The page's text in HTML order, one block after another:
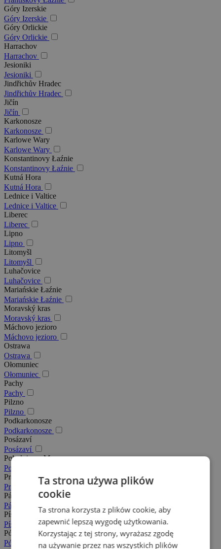
Góry Izerskie
Góry Izerskie
Góry Orlickie
Góry Orlickie
Harrachov
Harrachov
Jesioniki
Jesioniki
Jindřichův Hradec
Jindřichův Hradec
Jičín
Jičín
Karkonosze
Karkonosze
Karlowe Wary
Karlowe Wary
Konstantinovy Łaźnie
Konstantinovy Łaźnie
Kutná Hora
Kutná Hora
Lednice i Valtice
Lednice i Valtice
Liberec
Liberec
Lipno
Lipno
Litomyšl
Litomyšl
Luhačovice
Luhačovice
Mariańskie Łaźnie
Mariańskie Łaźnie
Moravský kras
Moravský kras
Máchovo jezioro
Máchovo jezioro
Ostrawa
Ostrawa
Ołomuniec
Ołomuniec
Pachy
Pachy
Pilzno
Pilzno
Podkarkonosze
Podkarkonosze
Posázaví
Posázaví
Południowe Morawy
Południowe Morawy
Praga
Praga
Pálava
Pálava
Písek
Písek
Północne Morawy
Północne Morawy
Ta strona używa plików
cookie
Ta strona korzysta z plików cookie, aby
zapewnić lepszą wygodę użytkowania.
Korzystając z tej strony, wyrażasz zgodę
na używanie przez nas wszystkich plików